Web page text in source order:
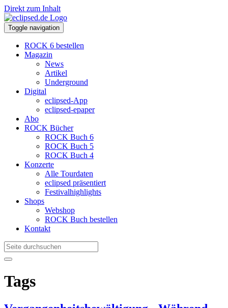
Direkt zum Inhalt
Toggle navigation
ROCK 6 bestellen
Magazin
News
Artikel
Underground
Digital
eclipsed-App
eclipsed-epaper
Abo
ROCK Bücher
ROCK Buch 6
ROCK Buch 5
ROCK Buch 4
Konzerte
Alle Tourdaten
eclipsed präsentiert
Festivalhighlights
Shops
Webshop
ROCK Buch bestellen
Kontakt
Tags